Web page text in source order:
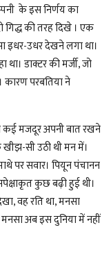
के इस निर्णय का
गिद्ध की तरह दिखे । एक
इधर-उधर देखने लगा था।
था। डाक्टर की मर्जी, जो
कारण परबतिया ने
मजदूर अपनी बात रखने
सी उठी थी मन में।
पर सवार। पियून पंचानन
कुछ बढ़ी हुई थी।
वह रति था, मनसा
अब इस दुनिया में नहीं